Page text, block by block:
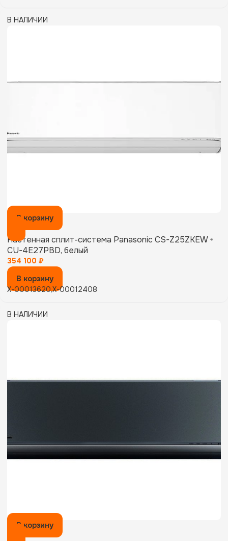
В НАЛИЧИИ
В корзину
Настенная сплит-система Panasonic CS-Z25ZKEW +
CU-4E27PBD, белый
354 100 ₽
В корзину
X-00013620,X-00012408
В НАЛИЧИИ
В корзину